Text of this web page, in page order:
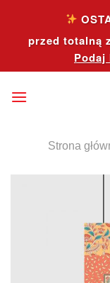
contentprzed totalną
Podaj
Strona